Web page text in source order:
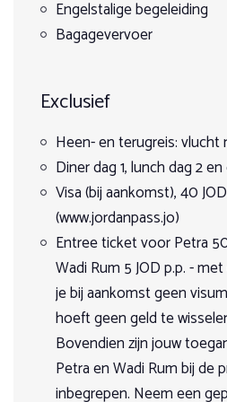
te wandelen naar het Klooster of
Sacrifice. Aan het einde van de
Dag 3
De trektocht begint. Deze eerste
woestijndorpjes, langs een
wordt geluncht en naar het kamp
wordt gegeten. Een dag om
uitzicht over de bergen en de
Na het opbreken van je tent,
paard, gaat de rit naar de Wadi
landschap veranderen van
De rit voert tot ‘de 3 bomen’, de
de omgeving. Ideaal voor de
naar het noordelijke deel van de
zo 27 september 2026
10 Dagen
vr 25 september 2026
zo 4 oktober 2026
10 Dagen
Op aanvraag
3 ruiters | 7 vrije plaatsen
€ 1.710,00
Boeken
vr 2 oktober 2026
zo 11 oktober 2026
10 Dagen
Op aanvraag
€ 1.710,00
Engelstalige begeleiding
Bagagevervoer
Exclusief
Heen- en terugreis: vlucht
Diner dag 1, lunch dag 2
Visa (bij aankomst), 40
(www.jordanpass.jo)
Entree ticket voor Petra
Wadi Rum 5 JOD p.p. -
je bij aankomst geen
hoeft geen geld te
Bovendien zijn jouw
Petra en Wadi Rum bij de
inbegrepen. Neem een